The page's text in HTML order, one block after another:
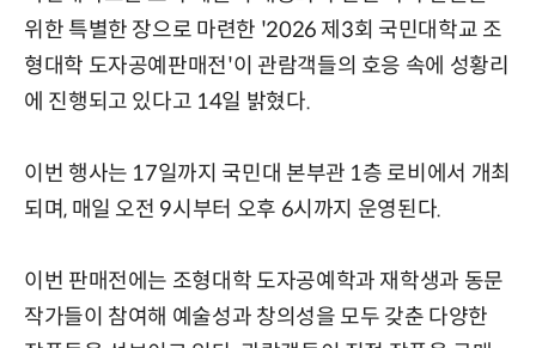
위한 특별한 장으로 마련한 '2026 제3회 국민대학교 조
형대학 도자공예판매전'이 관람객들의 호응 속에 성황리
에 진행되고 있다고 14일 밝혔다.
이번 행사는 17일까지 국민대 본부관 1층 로비에서 개최
되며, 매일 오전 9시부터 오후 6시까지 운영된다.
이번 판매전에는 조형대학 도자공예학과 재학생과 동문
작가들이 참여해 예술성과 창의성을 모두 갖춘 다양한